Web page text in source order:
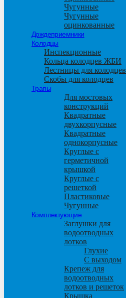
Чугунные
Чугунные
оцинкованные
Дождеприемники
Колодцы
Инспекционные
Кольца колодцев ЖБИ
Лестницы для колодцев
Скобы для колодцев
Трапы
Для мостовых
конструкций
Квадратные
двухкорпусные
Квадратные
однокорпусные
Круглые с
герметичной
крышкой
Круглые с
решеткой
Пластиковые
Чугунные
Комплектующие
Заглушки для
водоотводных
лотков
Глухие
С выходом
Крепеж для
водоотводных
лотков и решеток
Крышка